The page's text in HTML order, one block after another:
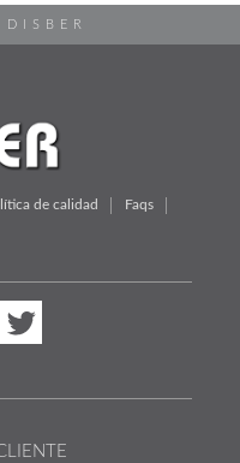
de calidad Faqs